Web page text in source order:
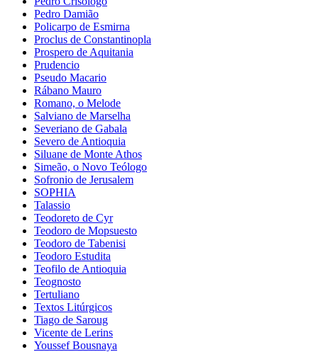
Pedro Damião
Policarpo de Esmirna
Proclus de Constantinopla
Prospero de Aquitania
Prudencio
Pseudo Macario
Rábano Mauro
Romano, o Melode
Salviano de Marselha
Severiano de Gabala
Severo de Antioquia
Siluane de Monte Athos
Simeão, o Novo Teólogo
Sofronio de Jerusalem
SOPHIA
Talassio
Teodoreto de Cyr
Teodoro de Mopsuesto
Teodoro de Tabenisi
Teodoro Estudita
Teofilo de Antioquia
Teognosto
Tertuliano
Textos Litúrgicos
Tiago de Saroug
Vicente de Lerins
Youssef Bousnaya